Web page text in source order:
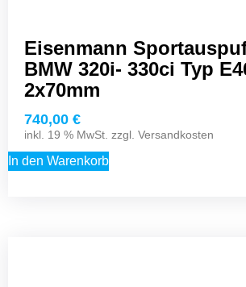
Eisenmann
BMW 320i- 330ci Typ
2x70mm
740,00 €
inkl. 19 % MwSt. zzgl. Versandkosten
In den Warenkorb